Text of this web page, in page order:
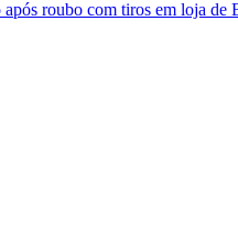
após roubo com tiros em loja de